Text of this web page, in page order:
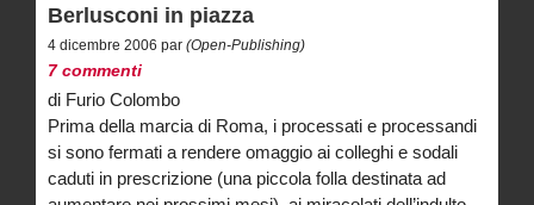
Berlusconi in piazza
4 dicembre 2006 par (Open-Publishing)
7 commenti
di Furio Colombo
Prima della marcia di Roma, i processati e processandi
si sono fermati a rendere omaggio ai colleghi e sodali
caduti in prescrizione (una piccola folla destinata ad